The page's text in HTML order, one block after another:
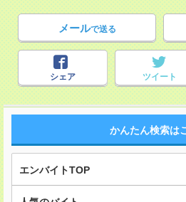
メールで送る
シェア ツイート
かんたん検索は
エンバイトTOP